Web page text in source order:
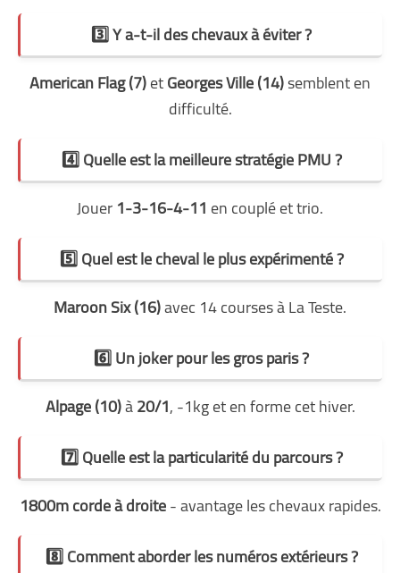
3️⃣ Y a-t-il des chevaux à éviter ?
American Flag (7)etGeorges Ville (14)semblent en
difficulté.
4️⃣ Quelle est la meilleure stratégie PMU ?
Jouer1-3-16-4-11 en couplé et trio.
5️⃣ Quel est le cheval le plus expérimenté ?
Maroon Six (16)avec 14 courses à La Teste.
6️⃣ Un joker pour les gros paris ?
Alpage (10)à20/1, -1kg et en forme cet hiver.
7️⃣ Quelle est la particularité du parcours ?
1800m corde à droite- avantage les chevaux rapides.
8️⃣ Comment aborder les numéros extérieurs ?